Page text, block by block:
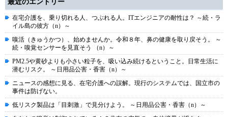
最近のエントリー
在宅介護を、乗り切れる人、つぶれる人。ITエンジニアの耐性は？ ～続・ラ
イル島の彼方（n）～
嗅活（きゅうかつ）、始めませんか。令和８年、鼻の健康を取り戻そう。 ～
続・嗅覚センサーを見直そう （n）～
PM2.5や黄砂よりも小さい粒子を、吸い込み続けるということ。日常生活に
潜むリスク。 ～日用品公害・香害（n）～
ニュースの感想に見る、在宅介護への誤解。現行のシステムでは、国立市の
事件は防げない。
低リスク製品は「目刺激」で見分けよう。 ～日用品公害・香害（n）～